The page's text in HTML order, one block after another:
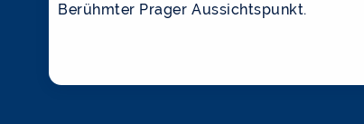
Berühmter Prager Aussichtspunkt.